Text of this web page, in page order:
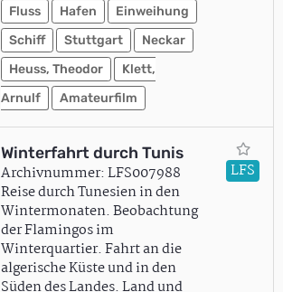
Fluss Hafen
Einweihung
Schiff
Stuttgart
Neckar
Heuss, Theodor
Klett,
Arnulf
Amateurfilm
Winterfahrt durch Tunis
Archivnummer: LFS007988
Reise durch Tunesien in den
Wintermonaten. Beobachtung
der Flamingos im
Winterquartier. Fahrt an die
algerische Küste und in den
Süden des Landes. Land und
LFS